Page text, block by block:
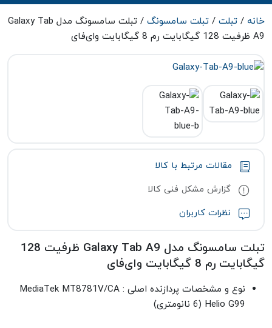
خانه / تبلت / تبلت سامسونگ
/ تبلت سامسونگ مدل Galaxy Tab
A9 ظرفیت 128 گیگابایت رم 8 گیگابایت وای‌فای
مقالات مرتبط با کالا
گزارش مشکل فنی کالا
نظرات کاربران
تبلت سامسونگ مدل Galaxy Tab A9 ظرفیت 128
گیگابایت رم 8 گیگابایت وای‌فای
نوع و مشخصات پردازنده اصلی : MediaTek MT8781V/CA
Helio G99 (6 نانومتری)